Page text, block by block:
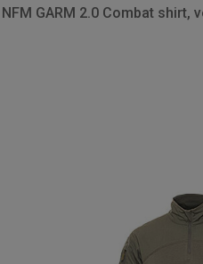
GARM 2.0 Combat shirt,